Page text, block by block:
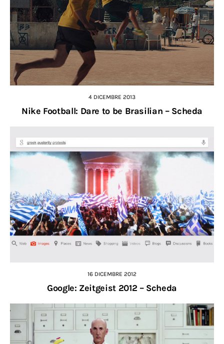
4 DICEMBRE 2013
Nike Football: Dare to be Brasilian – Scheda
16 DICEMBRE 2012
Google: Zeitgeist 2012 – Scheda